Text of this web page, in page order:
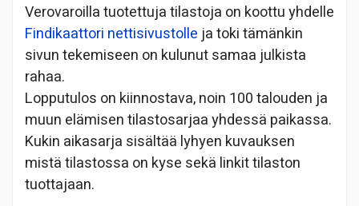
Verovaroilla tuotettuja tilastoja on koottu yhdelle
Findikaattori nettisivustolle ja toki tämänkin
sivun tekemiseen on kulunut samaa julkista
rahaa.
Lopputulos on kiinnostava, noin 100 talouden ja
muun elämisen tilastosarjaa yhdessä paikassa.
Kukin aikasarja sisältää lyhyen kuvauksen
mistä tilastossa on kyse sekä linkit tilaston
tuottajaan.